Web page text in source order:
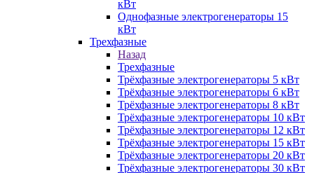
кВт
Однофазные электрогенераторы 15
кВт
Трехфазные
Назад
Трехфазные
Трёхфазные электрогенераторы 5 кВт
Трёхфазные электрогенераторы 6 кВт
Трёхфазные электрогенераторы 8 кВт
Трёхфазные электрогенераторы 10 кВт
Трёхфазные электрогенераторы 12 кВт
Трёхфазные электрогенераторы 15 кВт
Трёхфазные электрогенераторы 20 кВт
Трёхфазные электрогенераторы 30 кВт